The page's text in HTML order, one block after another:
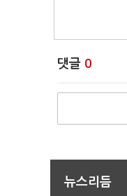
댓글 0
뉴스리듬